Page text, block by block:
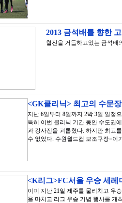
2013 금석배를 향한
혈전을 거듭하고있는 금석배
<GK클리닉> 최고의 수문
지난 6일부터 8일까지 2박 3일 일정
특히 이번 클리닉 기간 동안 수도권
과 강사진을 괴롭혔다. 하지만 최고
수 없었다. 수원월드컵 보조구장=이
<K리그>FC서울 우승 세레
이미 지난 21일 제주를 물리치고 우
을 마치고 리그 우승 기념 행사를 개